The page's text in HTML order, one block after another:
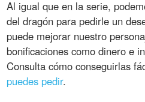
Al igual que en la serie,
del dragón para pedirle un
puede mejorar nuestro
bonificaciones como dinero e
Consulta cómo conseguirlas
puedes pedir.